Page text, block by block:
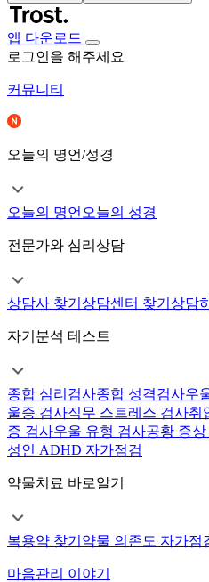
앱 다운로드
로그인을 해주세요
커뮤니티
오늘의 명언/성경
오늘의 명언 오늘의 성경
전문가와 심리상담
상담사 찾기 상담센터 찾기 상담
자기분석 테스트
종합 심리검사종합 성격검사우
울증 검사직무 스트레스 검사취
증 검사우울 유형 검사공황 증
성인 ADHD 자가점검
약물치료 바로알기
복용약 찾기 약물 의존도 자가점
마음관리 이야기